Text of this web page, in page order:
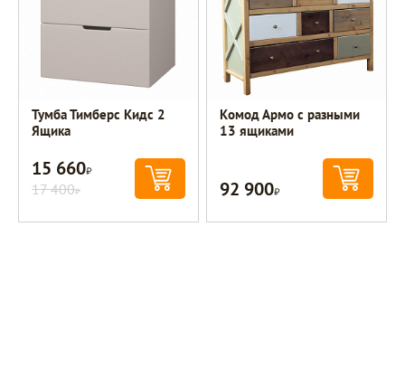
Тумба Тимберс Кидс 2
Ящика
15 660Р
17 400Р
Комод Армо с разными
13 ящиками
92 900Р